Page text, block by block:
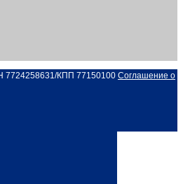
КПП 77150100 Соглашение о